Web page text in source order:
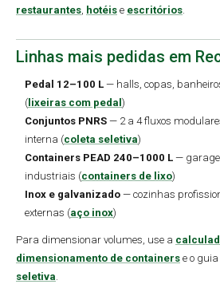
restaurantes hotéis e escritórios
Linhas mais pedidas em
Pedal 12–100 L — halls, copas,
( lixeiras com pedal )
Conjuntos PNRS — 2 a 4 fluxos
interna (coleta seletiva)
Containers PEAD 240–1000 L —
industriais (containers de lixo)
Inox e galvanizado — cozinhas
externas (aço inox)
Para dimensionar volumes, use a
dimensionamento de containers e o guia
seletiva